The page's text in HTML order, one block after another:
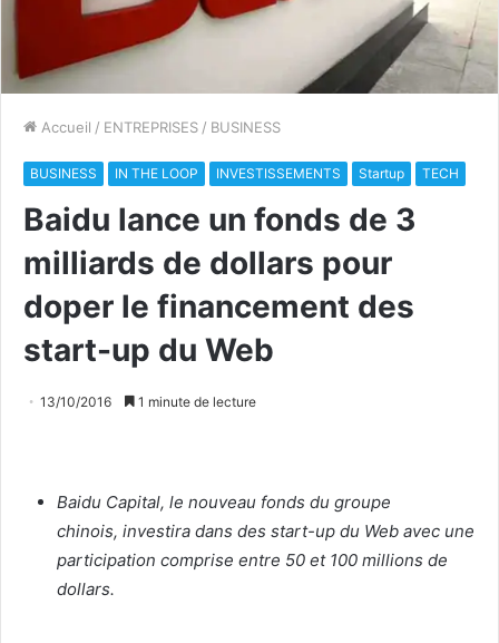
Accueil / ENTREPRISES / BUSINESS
BUSINESS IN THE LOOP INVESTISSEMENTS Startup TECH
Baidu lance un fonds de 3
milliards de dollars pour
doper le financement des
start-up du Web
13/10/2016 1 minute de lecture
Baidu Capital, le nouveau fonds du groupe
chinois, investira dans des start-up du Web avec une
participation comprise entre 50 et 100 millions de
dollars.